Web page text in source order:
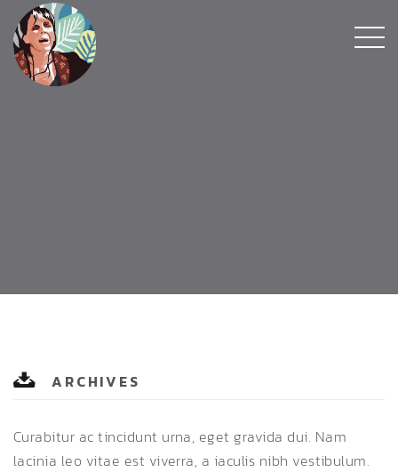
ARCHIVES
Curabitur ac tincidunt urna, eget gravida dui. Nam
lacinia leo vitae est viverra, a iaculis nibh vestibulum.